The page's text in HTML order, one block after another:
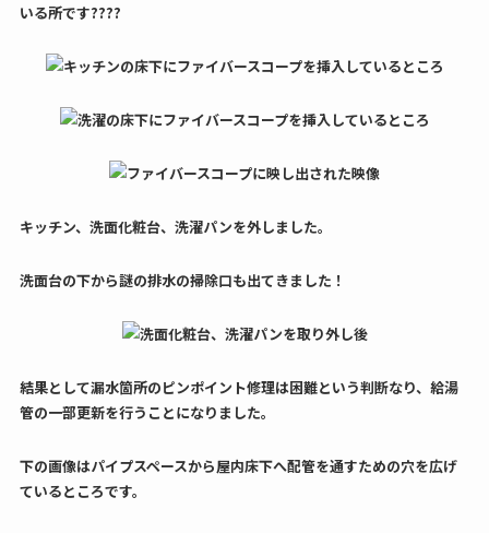
いる所です????
キッチン、洗面化粧台、洗濯パンを外しました。
洗面台の下から謎の排水の掃除口も出てきました！
結果として漏水箇所のピンポイント修理は困難という判断なり、給湯
管の一部更新を行うことになりました。
下の画像はパイプスペースから屋内床下へ配管を通すための穴を広げ
ているところです。